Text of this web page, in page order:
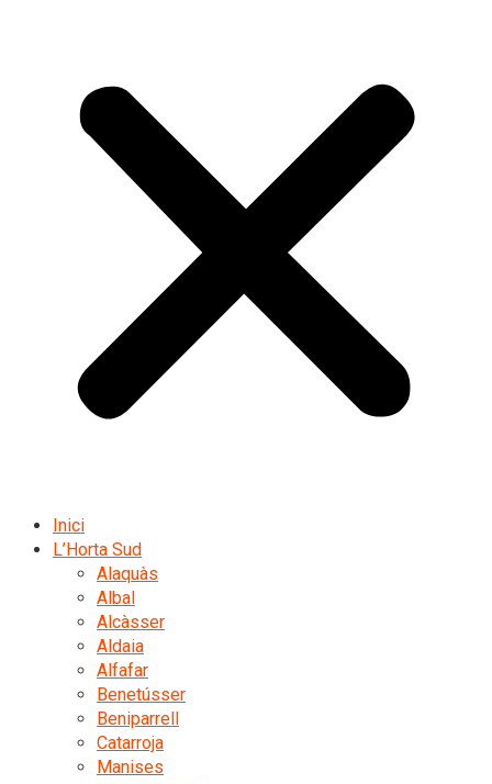
Inici
L’Horta Sud
Alaquàs
Albal
Alcàsser
Aldaia
Alfafar
Benetússer
Beniparrell
Catarroja
Manises